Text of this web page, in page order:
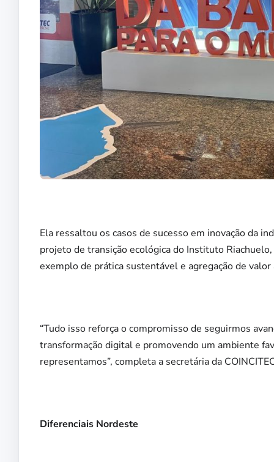
Ela ressaltou os casos de sucesso em inovação da
projeto de transição ecológica do Instituto
exemplo de prática sustentável e agregação de
“Tudo isso reforça o compromisso de seguirmos
transformação digital e promovendo um ambiente
representamos”, completa a secretária da
Diferenciais Nordeste